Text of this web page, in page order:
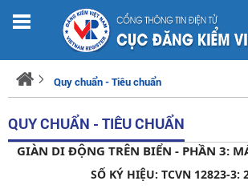
Quy chuẩn - Tiêu chuẩn
QUY CHUẨN - TIÊU CHUẨN
GIÀN DI ĐỘNG TRÊN BIỂN - PHẦN 3:
SỐ KÝ HIỆU: TCVN 12823-3: